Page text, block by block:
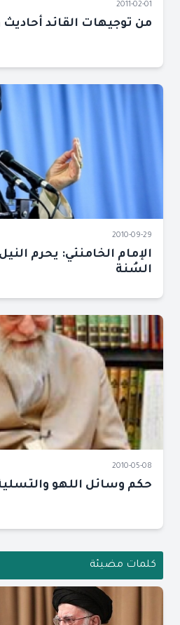
2011-02-01
من توجيهات القائد
2010-09-29
الإمام الخامنئي: يحرم
السُنة
2010-05-08
حكم وسائل اللهو
كلمات مضيئة